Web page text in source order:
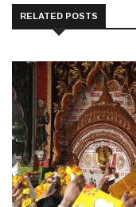
RELATED POSTS